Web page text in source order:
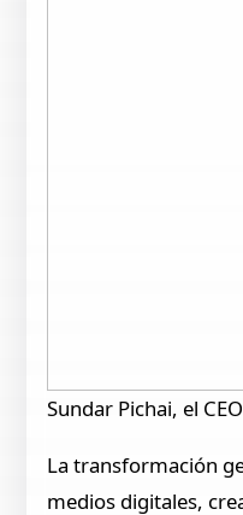
Sundar Pichai, el
La transformación
medios digitales,